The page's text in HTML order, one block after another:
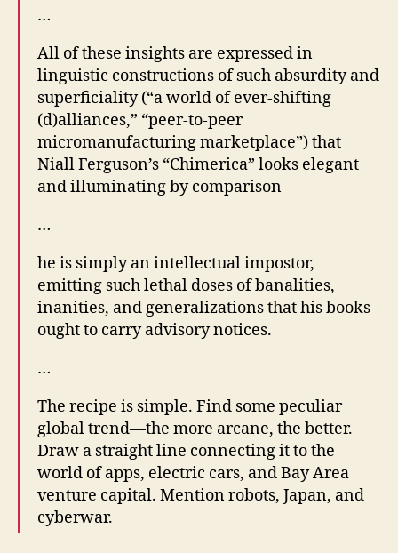
…
All of these insights are expressed in
linguistic constructions of such absurdity and
superficiality (“a world of ever-shifting
(d)alliances,” “peer-to-peer
micromanufacturing marketplace”) that
Niall Ferguson’s “Chimerica” looks elegant
and illuminating by comparison
…
he is simply an intellectual impostor,
emitting such lethal doses of banalities,
inanities, and generalizations that his books
ought to carry advisory notices.
…
The recipe is simple. Find some peculiar
global trend—the more arcane, the better.
Draw a straight line connecting it to the
world of apps, electric cars, and Bay Area
venture capital. Mention robots, Japan, and
cyberwar.